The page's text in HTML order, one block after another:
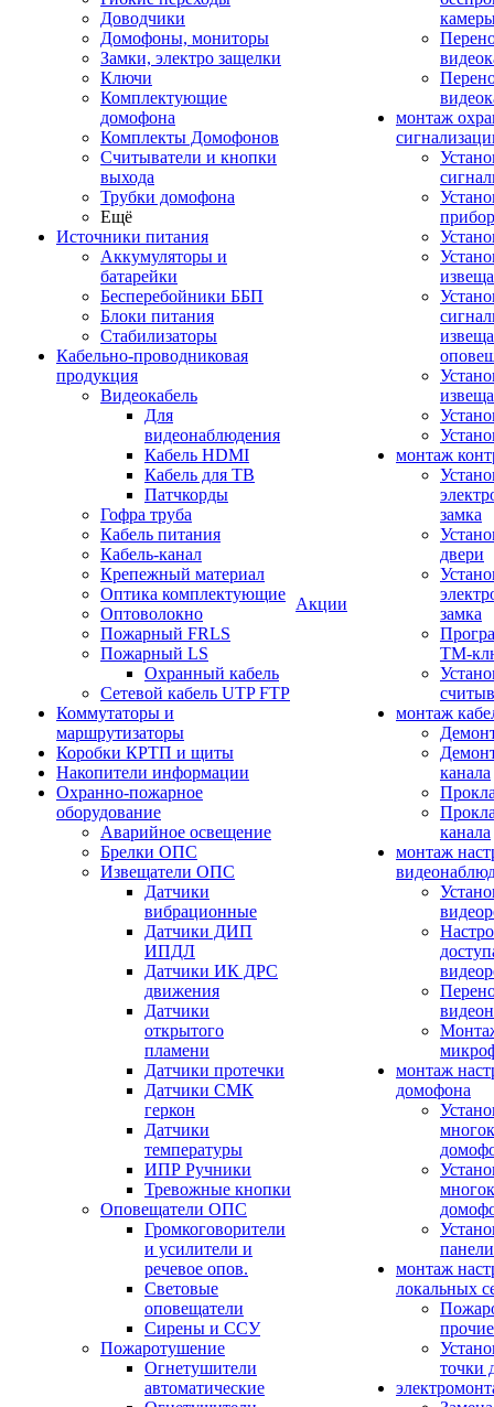
Доводчики
Домофоны, мониторы
Замки, электро защелки
Ключи
Комплектующие
домофона
Комплекты Домофонов
Считыватели и кнопки
выхода
Трубки домофона
Ещё
Источники питания
Аккумуляторы и
батарейки
Бесперебойники ББП
Блоки питания
Стабилизаторы
Кабельно-проводниковая
продукция
Видеокабель
Для
видеонаблюдения
Кабель HDMI
Кабель для ТВ
Патчкорды
Гофра труба
Кабель питания
Кабель-канал
Крепежный материал
Оптика комплектующие
Оптоволокно
Пожарный FRLS
Пожарный LS
Охранный кабель
Сетевой кабель UTP FTP
Коммутаторы и
маршрутизаторы
Коробки КРТП и щиты
Накопители информации
Охранно-пожарное
оборудование
Аварийное освещение
Брелки ОПС
Извещатели ОПС
Датчики
вибрационные
Датчики ДИП
ИПДЛ
Датчики ИК ДРС
движения
Датчики
открытого
пламени
Датчики протечки
Датчики СМК
геркон
Датчики
температуры
ИПР Ручники
Тревожные кнопки
Оповещатели ОПС
Громкоговорители
и усилители и
речевое опов.
Световые
оповещатели
Сирены и ССУ
Пожаротушение
Огнетушители
автоматические
Акции
монтаж
монтаж
замка
двери
замка
ТМ-
монтаж
канала
канала
монтаж
монтаж
домофона
панели
монтаж
локальных
точки